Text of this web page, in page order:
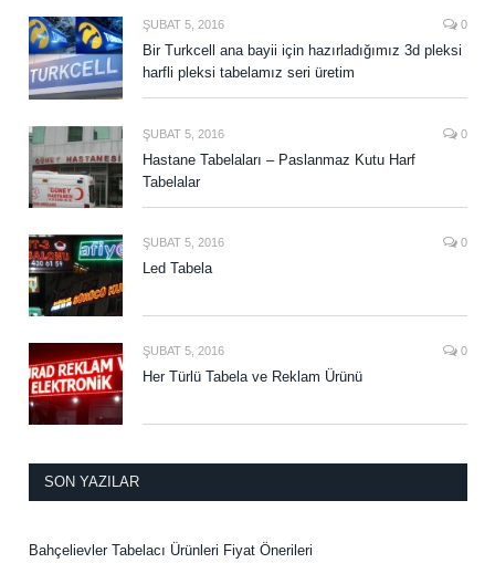
ŞUBAT 5, 2016 0
Bir Turkcell ana bayii için hazırladığımız 3d pleksi
harfli pleksi tabelamız seri üretim
ŞUBAT 5, 2016 0
Hastane Tabelaları – Paslanmaz Kutu Harf
Tabelalar
ŞUBAT 5, 2016 0
Led Tabela
ŞUBAT 5, 2016 0
Her Türlü Tabela ve Reklam Ürünü
SON YAZILAR
Bahçelievler Tabelacı Ürünleri Fiyat Önerileri